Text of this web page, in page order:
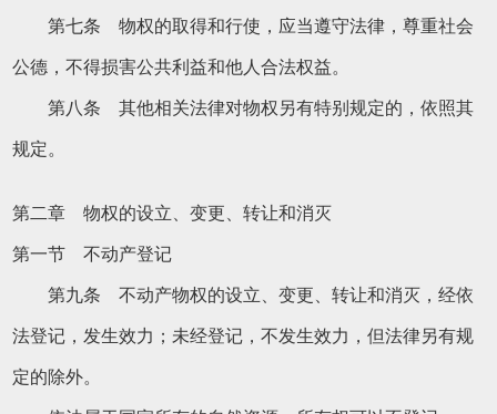
第七条 物权的取得和行使，应当遵守法律，尊重社会
公德，不得损害公共利益和他人合法权益。
第八条 其他相关法律对物权另有特别规定的，依照其
规定。
第二章 物权的设立、变更、转让和消灭
第一节 不动产登记
第九条 不动产物权的设立、变更、转让和消灭，经依
法登记，发生效力；未经登记，不发生效力，但法律另有规
定的除外。